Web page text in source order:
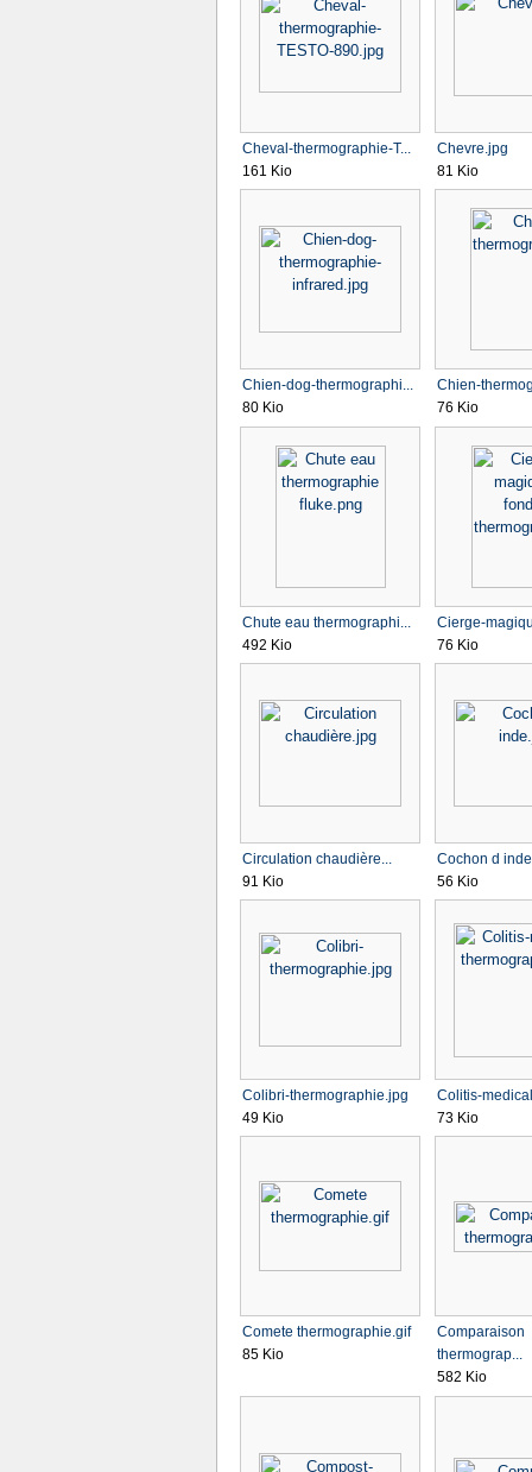
Cheval-thermographie-T...
161 Kio
Chevre.jpg
81 Kio
Chien-dog-thermographi...
80 Kio
Chien-
76 Kio
Chute eau thermographi...
492 Kio
Cierge-
76 Kio
Circulation chaudière...
91 Kio
Cochon d
56 Kio
Colibri-thermographie.jpg
49 Kio
Colitis-
73 Kio
Comete thermographie.gif
85 Kio
Comparaison
thermograp...
582 Kio